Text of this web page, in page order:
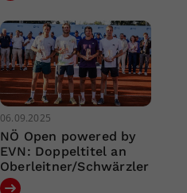
06.09.2025
NÖ Open powered by
EVN: Doppeltitel an
Oberleitner/Schwärzler